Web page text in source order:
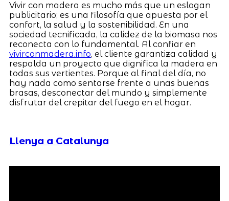
Vivir con madera es mucho más que un eslogan
publicitario; es una filosofía que apuesta por el
confort, la salud y la sostenibilidad. En una
sociedad tecnificada, la calidez de la biomasa nos
reconecta con lo fundamental. Al confiar en
vivirconmadera.info, el cliente garantiza calidad y
respalda un proyecto que dignifica la madera en
todas sus vertientes. Porque al final del día, no
hay nada como sentarse frente a unas buenas
brasas, desconectar del mundo y simplemente
disfrutar del crepitar del fuego en el hogar.
Llenya a Catalunya